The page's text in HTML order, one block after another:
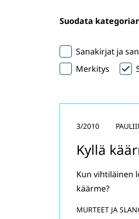
Suodata
Sanakirjat ja
Merkitys
Kyllä
3/2010
Kun vihtiläinen
käärme?
MURTEET JA